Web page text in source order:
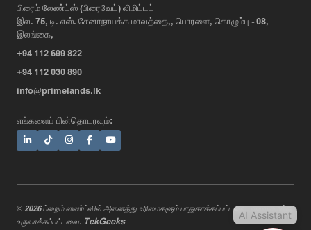
பிரைம் லேண்ட்ஸ் (பிரைவேட்) லிமிட்டட்
இல. 75, டி. எஸ். சேனாநாயக்க மாவத்தை,, பொரளை, கொழும்பு - 08,
இலங்கை,
+94 112 699 822
+94 112 030 890
info@primelands.lk
எங்களைப் பின்தொடரவும்:
© 2026 ப்றைம் ஸண்ட்ஸில் அனைத்து உரிமைகளும் பாதுகாக்கப்பட்டவை. வடிவமைத்து
உருவாக்கப்பட்டவை. TekGeeks AI Assistant